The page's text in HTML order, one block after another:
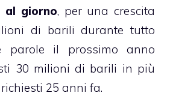
al giorno, per una crescita
di barili durante tutto
parole il prossimo anno
30 milioni di barili in più
25 anni fa.